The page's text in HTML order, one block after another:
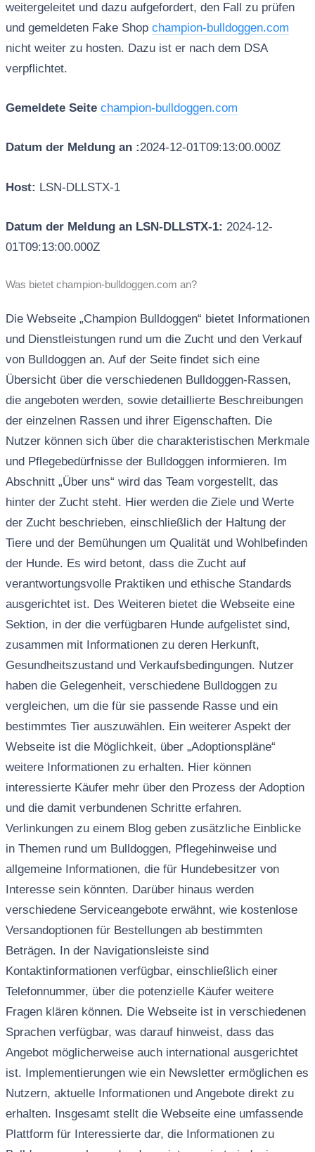
weitergeleitet und dazu aufgefordert, den Fall zu prüfen
und gemeldeten Fake Shop champion-bulldoggen.com
nicht weiter zu hosten. Dazu ist er nach dem DSA
verpflichtet.
Gemeldete Seite champion-bulldoggen.com
Datum der Meldung an :2024-12-01T09:13:00.000Z
Host: LSN-DLLSTX-1
Datum der Meldung an LSN-DLLSTX-1: 2024-12-
01T09:13:00.000Z
Was bietet champion-bulldoggen.com an?
Die Webseite „Champion Bulldoggen“ bietet Informationen
und Dienstleistungen rund um die Zucht und den Verkauf
von Bulldoggen an. Auf der Seite findet sich eine
Übersicht über die verschiedenen Bulldoggen-Rassen,
die angeboten werden, sowie detaillierte Beschreibungen
der einzelnen Rassen und ihrer Eigenschaften. Die
Nutzer können sich über die charakteristischen Merkmale
und Pflegebedürfnisse der Bulldoggen informieren. Im
Abschnitt „Über uns“ wird das Team vorgestellt, das
hinter der Zucht steht. Hier werden die Ziele und Werte
der Zucht beschrieben, einschließlich der Haltung der
Tiere und der Bemühungen um Qualität und Wohlbefinden
der Hunde. Es wird betont, dass die Zucht auf
verantwortungsvolle Praktiken und ethische Standards
ausgerichtet ist. Des Weiteren bietet die Webseite eine
Sektion, in der die verfügbaren Hunde aufgelistet sind,
zusammen mit Informationen zu deren Herkunft,
Gesundheitszustand und Verkaufsbedingungen. Nutzer
haben die Gelegenheit, verschiedene Bulldoggen zu
vergleichen, um die für sie passende Rasse und ein
bestimmtes Tier auszuwählen. Ein weiterer Aspekt der
Webseite ist die Möglichkeit, über „Adoptionspläne“
weitere Informationen zu erhalten. Hier können
interessierte Käufer mehr über den Prozess der Adoption
und die damit verbundenen Schritte erfahren.
Verlinkungen zu einem Blog geben zusätzliche Einblicke
in Themen rund um Bulldoggen, Pflegehinweise und
allgemeine Informationen, die für Hundebesitzer von
Interesse sein könnten. Darüber hinaus werden
verschiedene Serviceangebote erwähnt, wie kostenlose
Versandoptionen für Bestellungen ab bestimmten
Beträgen. In der Navigationsleiste sind
Kontaktinformationen verfügbar, einschließlich einer
Telefonnummer, über die potenzielle Käufer weitere
Fragen klären können. Die Webseite ist in verschiedenen
Sprachen verfügbar, was darauf hinweist, dass das
Angebot möglicherweise auch international ausgerichtet
ist. Implementierungen wie ein Newsletter ermöglichen es
Nutzern, aktuelle Informationen und Angebote direkt zu
erhalten. Insgesamt stellt die Webseite eine umfassende
Plattform für Interessierte dar, die Informationen zu